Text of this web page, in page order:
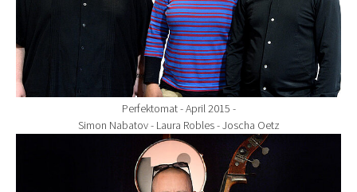
Perfektomat - April 2015 -
Simon Nabatov - Laura Robles - Joscha Oetz
Show larger version for: